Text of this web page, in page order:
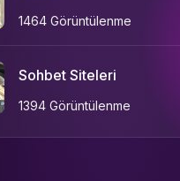
1464 Görüntülenme
Sohbet Siteleri
1394 Görüntülenme